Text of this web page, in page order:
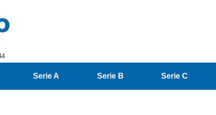
Serie A Serie B Serie C